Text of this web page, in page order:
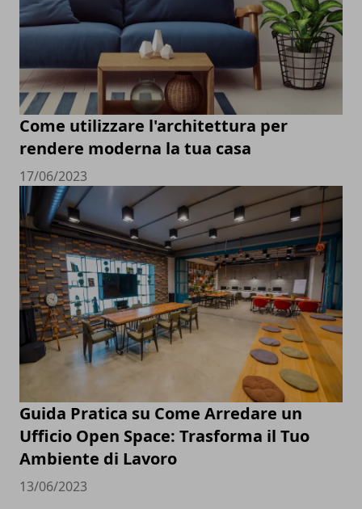
Come utilizzare l'architettura per
rendere moderna la tua casa
17/06/2023
Guida Pratica su Come Arredare un
Ufficio Open Space: Trasforma il Tuo
Ambiente di Lavoro
13/06/2023